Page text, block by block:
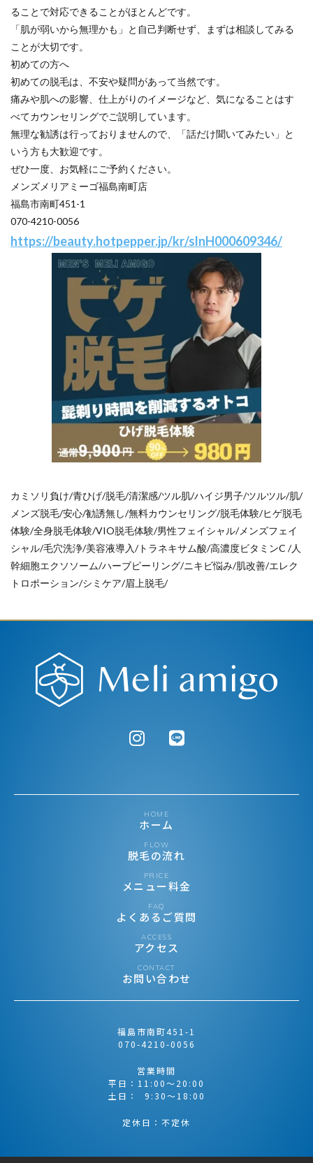
ることで対応できることがほとんどです。
「肌が弱いから無理かも」と自己判断せず、まずは相談してみる
ことが大切です。
初めての方へ
初めての脱毛は、不安や疑問があって当然です。
痛みや肌への影響、仕上がりのイメージなど、気になることはす
べてカウンセリングでご説明しています。
無理な勧誘は行っておりませんので、「話だけ聞いてみたい」と
いう方も大歓迎です。
ぜひ一度、お気軽にご予約ください。
メンズメリアミーゴ福島南町店
福島市南町451-1
070-4210-0056
https://beauty.hotpepper.jp/kr/slnH000609346/
カミソリ負け/青ひげ/脱毛/清潔感/ツル肌/ハイジ男子/ツルツル/肌/
メンズ脱毛/安心/勧誘無し/無料カウンセリング/脱毛体験/ヒゲ脱毛
体験/全身脱毛体験/VIO脱毛体験/男性フェイシャル/メンズフェイ
シャル/毛穴洗浄/美容液導入/トラネキサム酸/高濃度ビタミンC /人
幹細胞エクソソーム/ハーブピーリング/ニキビ悩み/肌改善/エレク
トロポーション/シミケア/眉上脱毛/
HOME
ホーム
FLOW
脱毛の流れ
PRICE
メニュー料金
FAQ
よくあるご質問
ACCESS
アクセス
CONTACT
お問い合わせ
福島市南町451-1
070-4210-0056
営業時間
平日：11:00〜20:00
土日： 9:30〜18:00
定休日：不定休